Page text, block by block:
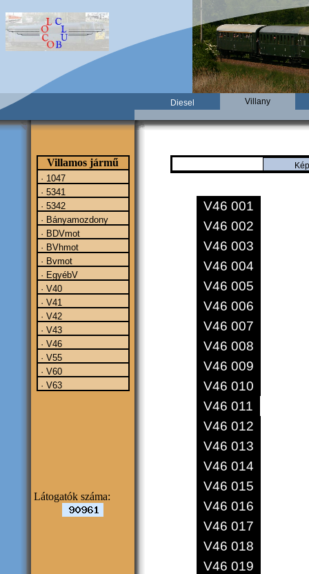
Diesel Villany
Villamos jármű
· 1047
· 5341
· 5342
· Bányamozdony
· BDVmot
· BVhmot
· Bvmot
· EgyébV
· V40
· V41
· V42
· V43
· V46
· V55
· V60
· V63
Látogatók száma:
V46 001
V46 002
V46 003
V46 004
V46 005
V46 006
V46 007
V46 008
V46 009
V46 010
V46 011
V46 012
V46 013
V46 014
V46 015
V46 016
V46 017
V46 018
V46 019